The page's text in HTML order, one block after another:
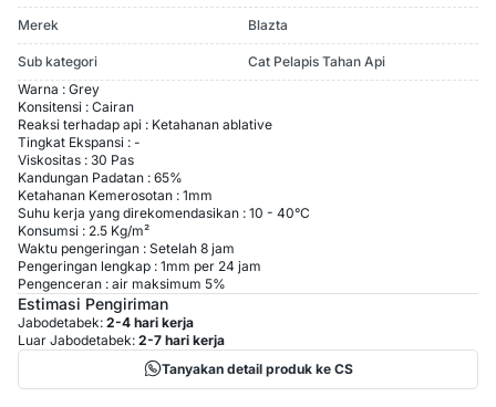
Merek Blazta
Sub kategori
Cat Pelapis Tahan Api
Warna : Grey
Konsitensi : Cairan
Reaksi terhadap api : Ketahanan ablative
Tingkat Ekspansi : -
Viskositas : 30 Pas
Kandungan Padatan : 65%
Ketahanan Kemerosotan : 1mm
Suhu kerja yang direkomendasikan : 10 - 40°C
Konsumsi : 2.5 Kg/m²
Waktu pengeringan : Setelah 8 jam
Pengeringan lengkap : 1mm per 24 jam
Pengenceran : air maksimum 5%
Estimasi Pengiriman
Jabodetabek: 2-4 hari kerja
Luar Jabodetabek: 2-7 hari kerja
Tanyakan detail produk ke CS